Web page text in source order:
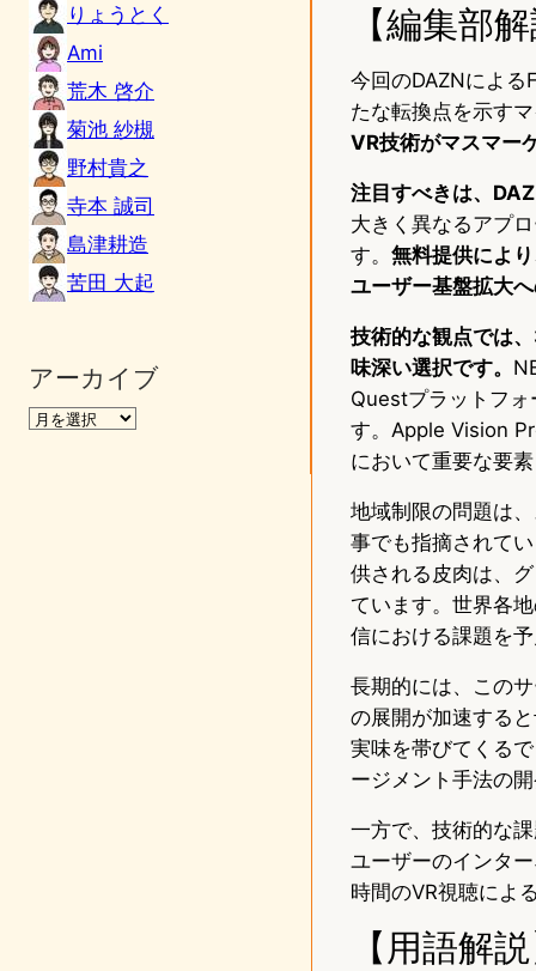
りょうとく
Ami
荒木 啓介
菊池 紗槻
野村貴之
寺本 誠司
島津耕造
苦田 大起
アーカイブ
【編集部
今回のDAZNによる
たな転換点を示す
VR技術がマスマー
注目すべきは、
大きく異なるアプ
す。 無料提供によ
ユーザー基盤拡大
技術的な観点では
味深い選択です。
Questプラットフ
す。Apple Vision
において重要な要
地域制限の問題は
事でも指摘されて
供される皮肉は、
ています。世界各
信における課題を
長期的には、この
の展開が加速する
実味を帯びてくる
ージメント手法の
一方で、技術的な
ユーザーのインタ
時間のVR視聴によ
【用語解